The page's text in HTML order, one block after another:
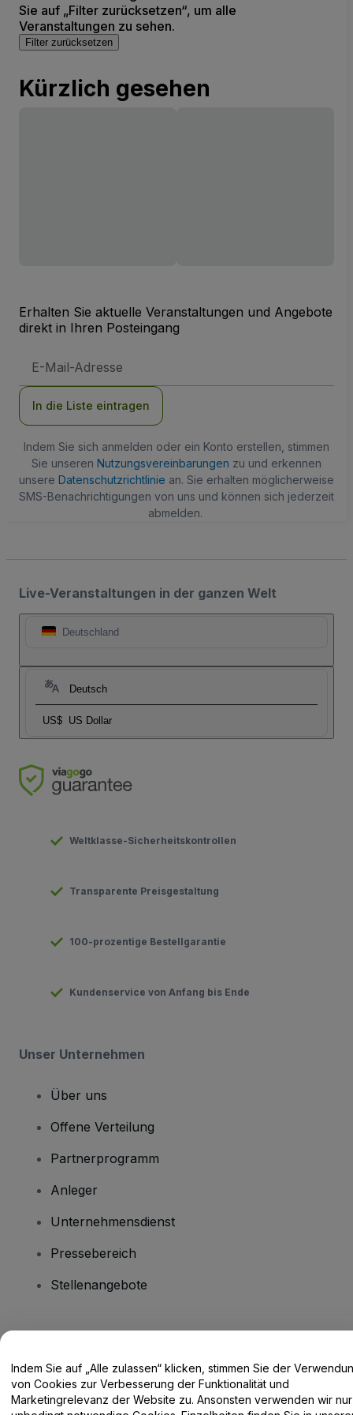
Sie auf „Filter zurücksetzen“, um alle
Veranstaltungen zu sehen.
Filter zurücksetzen
Kürzlich gesehen
Erhalten Sie aktuelle Veranstaltungen und Angebote
direkt in Ihren Posteingang
Mail-
In die Liste eintragen
Indem Sie sich anmelden oder ein Konto erstellen, stimmen
Sie unseren Nutzungsvereinbarungen zu und erkennen
unsere Datenschutzrichtlinie an. Sie erhalten möglicherweise
SMS-Benachrichtigungen von uns und können sich jederzeit
abmelden.
Live-Veranstaltungen in der ganzen Welt
Deutschland
Deutsch
US$ US Dollar
Weltklasse-Sicherheitskontrollen
Transparente Preisgestaltung
100-prozentige Bestellgarantie
Kundenservice von Anfang bis Ende
Unser Unternehmen
Über uns
Offene Verteilung
Partnerprogramm
Anleger
Unternehmensdienst
Pressebereich
Stellenangebote
Hilfe-Center / Kontakt
Indem Sie auf „Alle zulassen“ klicken, stimmen Sie der
von Cookies zur Verbesserung der Funktionalität und
Marketingrelevanz der Website zu. Ansonsten verwenden wir nur